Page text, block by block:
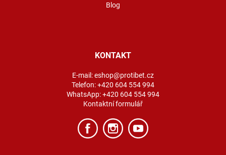
Blog
KONTAKT
E-mail:eshop@protibet.cz
Telefon:+420 604 554 994
WhatsApp:+420 604 554 994
Kontaktní formulář